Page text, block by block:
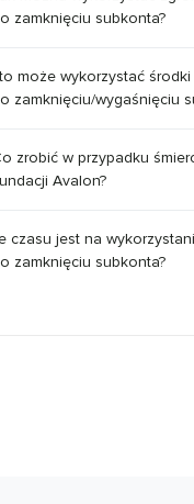
zamknięciu subkonta?
może wykorzystać środki
zamknięciu/wygaśnięciu
zrobić w przypadku
Avalon?
czasu jest na
zamknięciu subkonta?